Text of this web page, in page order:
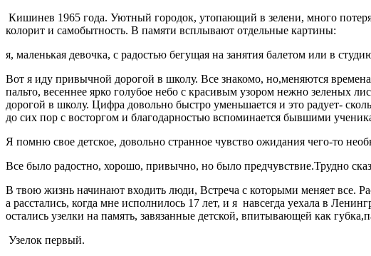
Кишинев 1965 года. Уютный городок, утопающий в зелени, много
колорит и самобытность. В памяти всплывают отдельные картины:
я, маленькая девочка, с радостью бегущая на занятия балетом или в
Вот я иду привычной дорогой в школу. Все знакомо, но,меняются времена
пальто, весеннее ярко голубое небо с красивым узором нежно зеленых
дорогой в школу. Цифра довольно быстро уменьшается и это радует-
до сих пор с восторгом и благодарностью вспоминается бывшими
Я помню свое детское, довольно странное чувство ожидания чего-то
Все было радостно, хорошо, привычно, но было предчувствие.Трудно
В твою жизнь начинают входить люди, Встреча с которыми меняет все.
а расстались, когда мне исполнилось 17 лет, и я навсегда уехала в
остались узелки на память, завязанные детской, впитывающей как
Узелок первый.